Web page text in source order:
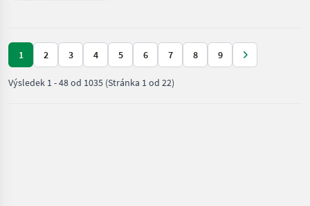
Case IH
1 2 3 4 5 6 7 8 9
Výsledek 1-48od 1035 (Stránka 1 od 22)